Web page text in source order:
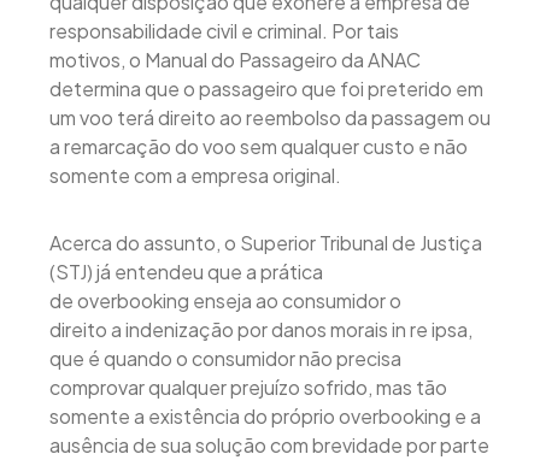
responsabilidade civil e criminal. Por tais
motivos, o Manual do Passageiro da ANAC
determina que o passageiro que foi preterido em
um voo terá direito ao reembolso da passagem ou
a remarcação do voo sem qualquer custo e não
somente com a empresa original.
Acerca do assunto, o Superior Tribunal de Justiça
(STJ) já entendeu que a prática
de overbooking enseja ao consumidor o
direito a indenização por danos morais in re ipsa,
que é quando o consumidor não precisa
comprovar qualquer prejuízo sofrido, mas tão
somente a existência do próprio overbooking e a
ausência de sua solução com brevidade por parte